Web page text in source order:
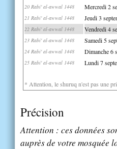
20 Rabi' al-awwal 1448 Mercredi 2
21 Rabi' al-awwal 1448 Jeudi 3
22 Rabi' al-awwal 1448 Vendredi 4
23 Rabi' al-awwal 1448 Samedi 5
24 Rabi' al-awwal 1448 Dimanche 6
25 Rabi' al-awwal 1448 Lundi 7
* Attention, le shuruq n'est pas une
Précision
Attention : ces données
auprès de votre mosquée